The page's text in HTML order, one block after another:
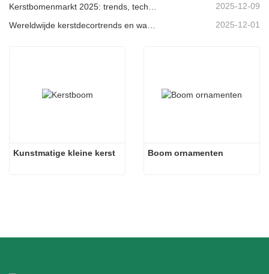
2025-12-09
2025-12-01
Kunstmatige kleine kerst Boom ornamenten